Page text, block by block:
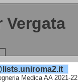
Vergata
Medica AA 2021-22